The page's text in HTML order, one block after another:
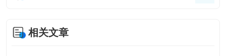
相关文章